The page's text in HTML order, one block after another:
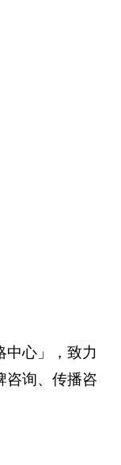
中心」，致力
咨询、传播咨